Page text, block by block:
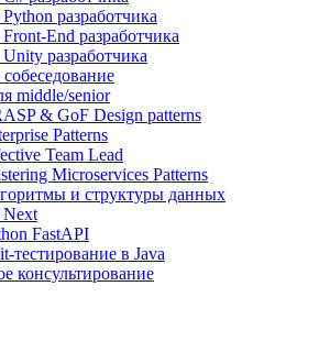
разработчика
End разработчика
разработчика
middle/senior
& GoF Design patterns
Patterns
Team Lead
Microservices Patterns
и структуры данных
Next
FastAPI
тестирование в Java
консультирование